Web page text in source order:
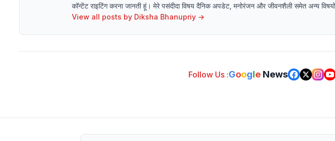
कॉन्टेंट राइटिंग करना जानती हूं। मेरे पसंदीदा विषय दैनिक अपडेट, मनोरंजन और जीवनशैली समेत अन्य
View all posts by Diksha Bhanupriy →
Follow Us :Google News